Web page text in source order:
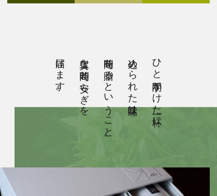
ひと手間かけた一杯に
込められた意味は
時間を贈るということ。
上質な時間と安らぎを
届けます。